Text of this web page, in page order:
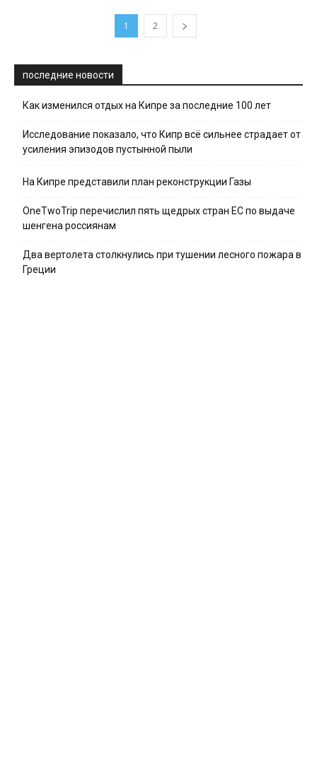
1 2
последние новости
Как изменился отдых на Кипре за последние 100 лет
Исследование показало, что Кипр всё сильнее страдает от
усиления эпизодов пустынной пыли
На Кипре представили план реконструкции Газы
OneTwoTrip перечислил пять щедрых стран ЕС по выдаче
шенгена россиянам
Два вертолета столкнулись при тушении лесного пожара в
Греции